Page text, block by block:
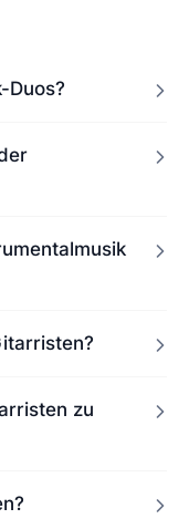
Duos?
zu